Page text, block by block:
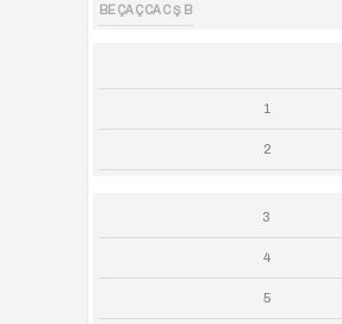
BE ÇA Ç CA C Ş B
1
2
3
4
5